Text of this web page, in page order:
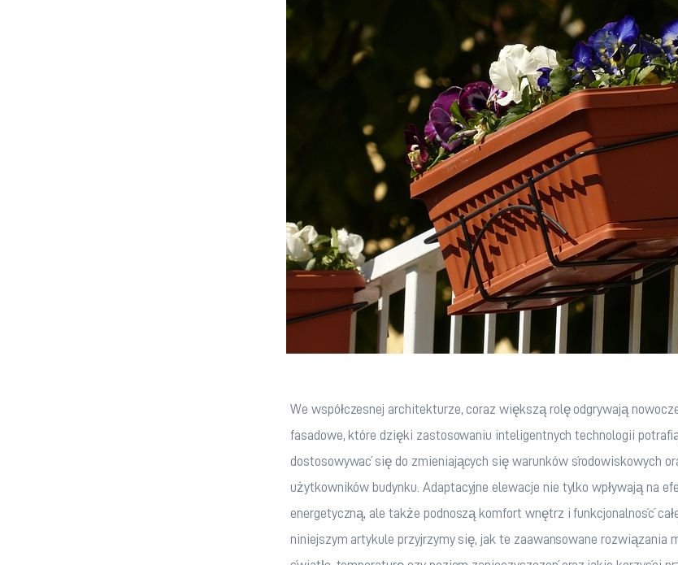
We współczesnej architekturze, coraz większą rolę odgrywają
fasadowe, które dzięki zastosowaniu inteligentnych technologii
dostosowywać się do zmieniających się warunków środowiskowych
użytkowników budynku. Adaptacyjne elewacje nie tylko wpływają na
energetyczną, ale także podnoszą komfort wnętrz i funkcjonalność
niniejszym artykule przyjrzymy się, jak te zaawansowane rozwiązania